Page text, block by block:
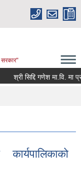
सिद्दि गणेश मा.वि. मा